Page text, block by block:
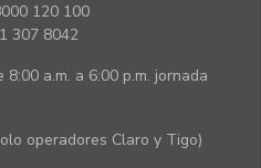
120 100
307 8042
8:00 a.m. a 6:00 p.m. jornada
operadores Claro y Tigo)